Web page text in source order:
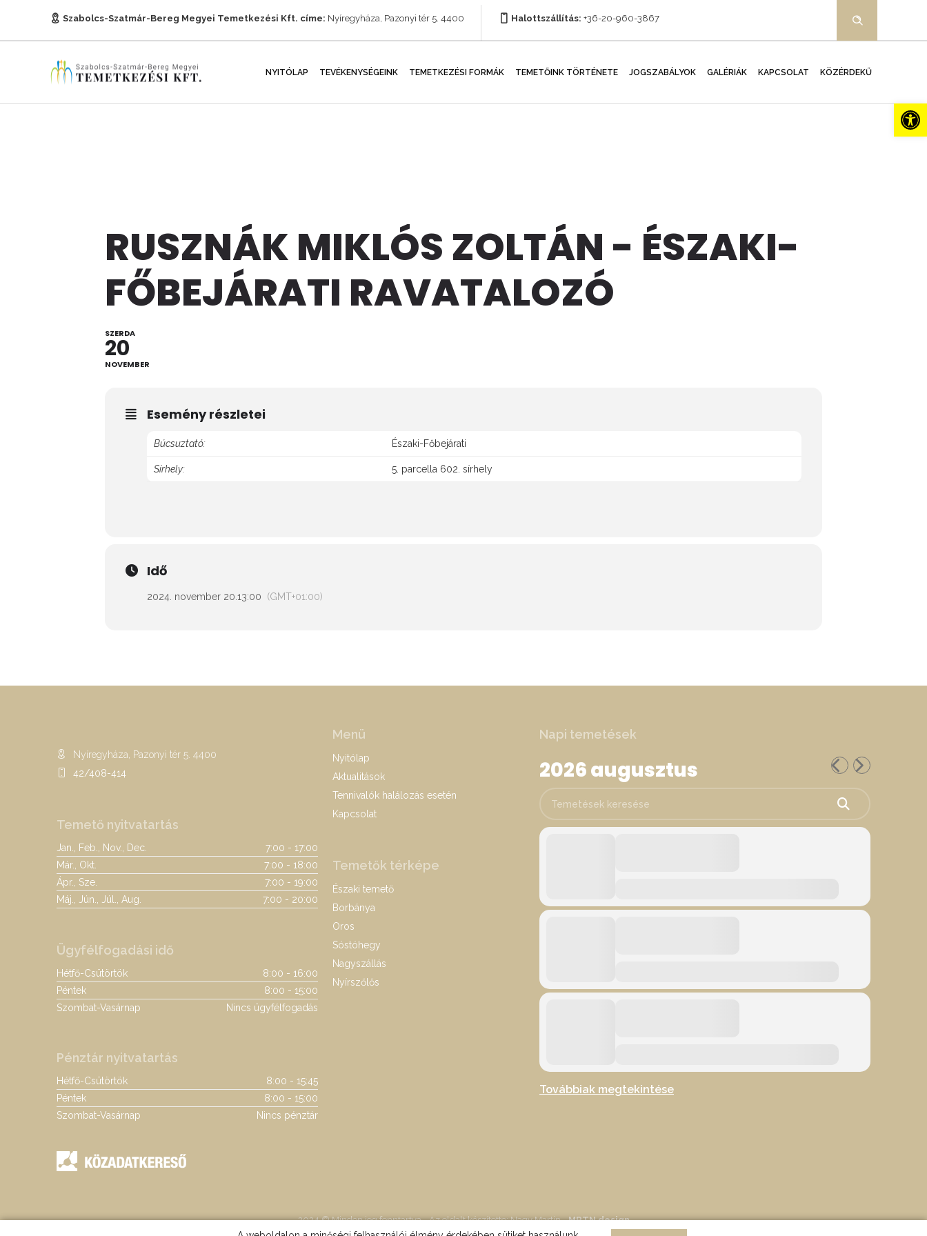
Szabolcs-Szatmár-Bereg Megyei Temetkezési Kft. címe: Nyíregyháza, Pazonyi tér 5. 4400 Halottszállítás: +36-20-960-3867
NYITÓLAP TEVÉKENYSÉGEINK TEMETKEZÉSI FORMÁK TEMETŐINK TÖRTÉNETE JOGSZABÁLYOK GALÉRIÁK KAPCSOLAT KÖZÉRDEKŰ
RUSZNÁK MIKLÓS ZOLTÁN - ÉSZAKI-
FŐBEJÁRATI RAVATALOZÓ
SZERDA
20
NOVEMBER
Esemény részletei
Búcsuztató: Északi-Főbejárati
Sírhely: 5. parcella 602. sírhely
Idő
2024. november 20. 13:00 (GMT+01:00)
Nyíregyháza, Pazonyi tér 5. 4400
42/408-414
Temető nyitvatartás
Jan., Feb., Nov., Dec.
7:00 - 17:00
Már., Okt.
7:00 - 18:00
Ápr., Sze.
7:00 - 19:00
Máj., Jún., Júl., Aug.
7:00 - 20:00
Ügyfélfogadási idő
Hétfő-Csütörtök
8:00 - 16:00
Péntek
8:00 - 15:00
Szombat-Vasárnap
Nincs ügyfélfogadás
Pénztár nyitvatartás
Hétfő-Csütörtök
8:00 - 15:45
Péntek
8:00 - 15:00
Szombat-Vasárnap
Nincs pénztár
Menü
Nyitólap
Aktualitások
Tennivalók halálozás esetén
Kapcsolat
Temetők térképe
Északi temető
Borbánya
Oros
Sóstóhegy
Nagyszállás
Nyírszőlős
Napi temetések
2026 augusztus
Továbbiak megtekintése
2024 © Minden jog fenntartva - Az oldalt készítette: Nagy Martin -MRTN design